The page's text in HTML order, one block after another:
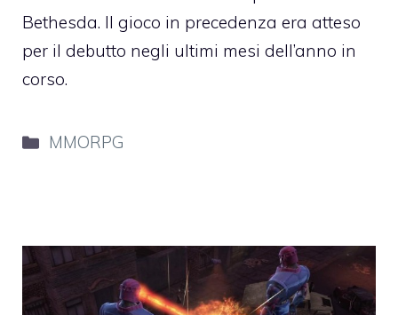
Bethesda. Il gioco in precedenza era atteso
per il debutto negli ultimi mesi dell’anno in
corso.
Categorie
MMORPG